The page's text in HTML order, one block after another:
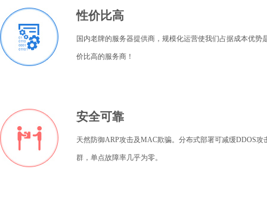
性价比高
国内老牌的服务器提供商，规模化运营使我们占据成本优势
价比高的服务商！
安全可靠
天然防御ARP攻击及MAC欺骗。分布式部署可减缓DDOS攻
群，单点故障率几乎为零。